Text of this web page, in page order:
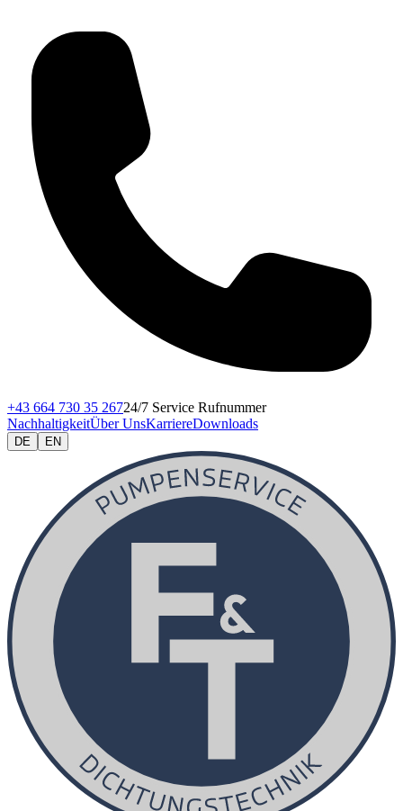
+43 664 730 35 26724/7 Service Rufnummer
NachhaltigkeitÜber UnsKarriereDownloads
DE EN